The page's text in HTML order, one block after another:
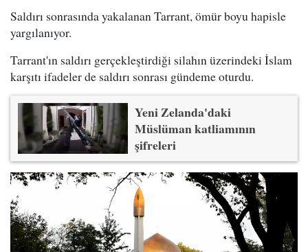
Saldırı sonrasında yakalanan Tarrant, ömür boyu hapisle
yargılanıyor.
Tarrant'ın saldırı gerçekleştirdiği silahın üzerindeki İslam
karşıtı ifadeler de saldırı sonrası gündeme oturdu.
Yeni Zelanda'daki
Müslüman katliamının
şifreleri